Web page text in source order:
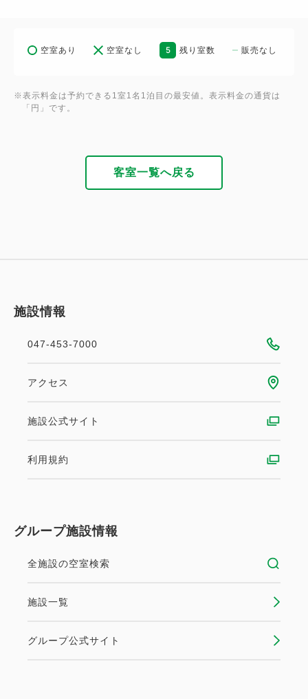
空室あり 空室なし 5 残り室数 販売なし
※表示料金は予約できる1室1名1泊目の最安値。表示料金の通貨は
「円」です。
客室一覧へ戻る
施設情報
047-453-7000
アクセス
施設公式サイト
利用規約
グループ施設情報
全施設の空室検索
施設一覧
グループ公式サイト